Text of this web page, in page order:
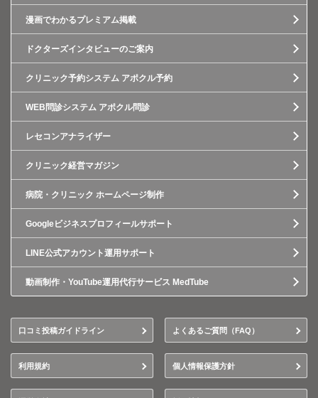
漫画でわかるプレミアム掲載
ドクターズインタビューのご案内
クリニック予約システム アポクル予約
WEB問診システム アポクル問診
レセコンアナライザー
クリニック経営マガジン
病院・クリニック ホームページ制作
Googleビジネスプロフィールサポート
LINE公式アカウント運用サポート
動画制作・YouTube運用代行サービス MedTube
口コミ投稿ガイドライン よくあるご質問（FAQ）
利用規約 個人情報保護方針